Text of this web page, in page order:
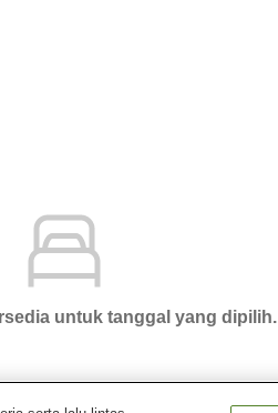
untuk tanggal yang dipilih.